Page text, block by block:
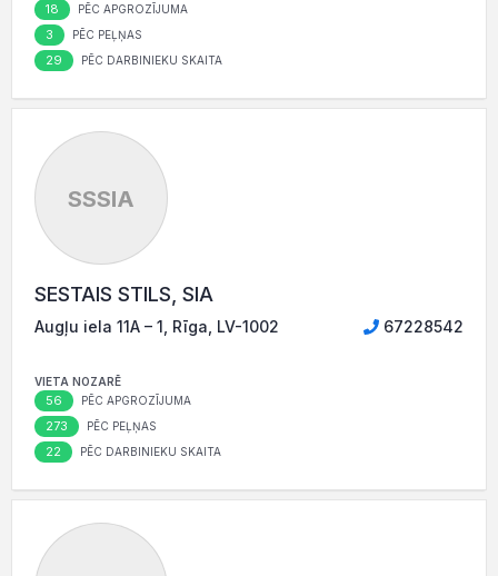
18 PĒC APGROZĪJUMA
3 PĒC PEĻŅAS
29 PĒC DARBINIEKU SKAITA
SSSIA
SESTAIS STILS, SIA
Augļu iela 11A – 1, Rīga, LV-1002 67228542
VIETA NOZARĒ
56 PĒC APGROZĪJUMA
273 PĒC PEĻŅAS
22 PĒC DARBINIEKU SKAITA